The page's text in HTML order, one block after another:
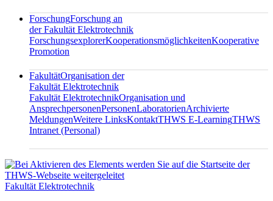
ForschungForschung an
der Fakultät Elektrotechnik
ForschungsexplorerKooperationsmöglichkeitenKooperative
Promotion
FakultätOrganisation der
Fakultät Elektrotechnik
Fakultät ElektrotechnikOrganisation und
AnsprechpersonenPersonenLaboratorienArchivierte
MeldungenWeitere LinksKontaktTHWS E-LearningTHWS
Intranet (Personal)
Fakultät Elektrotechnik